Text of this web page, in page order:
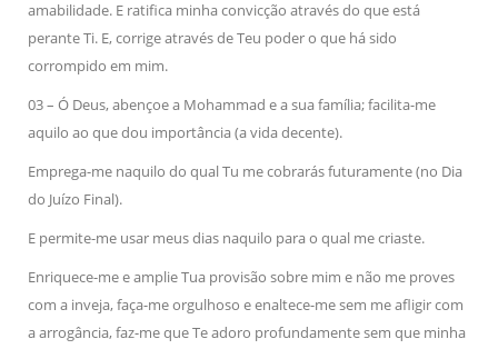
amabilidade. E ratifica minha convicção através do que está
perante Ti. E, corrige através de Teu poder o que há sido
corrompido em mim.
03 – Ó Deus, abençoe a Mohammad e a sua família; facilita-me
aquilo ao que dou importância (a vida decente).
Emprega-me naquilo do qual Tu me cobrarás futuramente (no Dia
do Juízo Final).
E permite-me usar meus dias naquilo para o qual me criaste.
Enriquece-me e amplie Tua provisão sobre mim e não me proves
com a inveja, faça-me orgulhoso e enaltece-me sem me afligir com
a arrogância, faz-me que Te adoro profundamente sem que minha